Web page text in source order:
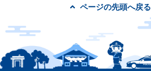
ページの先頭へ戻る